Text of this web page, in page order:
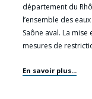
département du
l’ensemble des
Saône aval. La
mesures de
En savoir plus...